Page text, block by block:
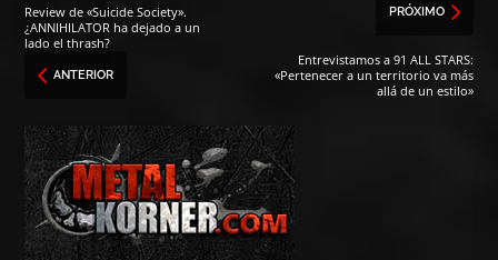
Review de «Suicide Society».
¿ANNIHILATOR ha dejado a un
lado el thrash?
ANTERIOR
PRÓXIMO
Entrevistamos a 91 ALL STARS:
«Pertenecer a un territorio va más
allá de un estilo»